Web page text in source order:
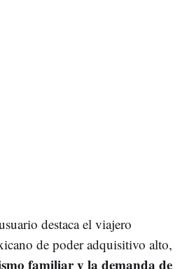
destaca el viajero
de poder adquisitivo alto,
familiar y la demanda de